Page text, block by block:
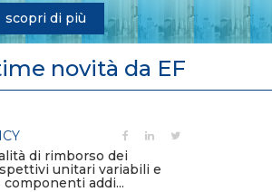
scopri di più
novità da EF
di rimborso dei
unitari variabili e
componenti addi...